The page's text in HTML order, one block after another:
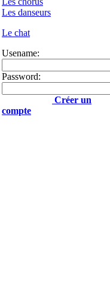
Les danseurs
Le chat
Usename:
Password:
Créer un
compte